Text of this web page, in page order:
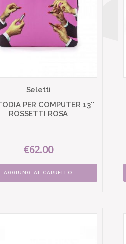
Seletti
PER COMPUTER 13''
ROSSETTI ROSA
€62.00
AGGIUNGI AL CARRELLO